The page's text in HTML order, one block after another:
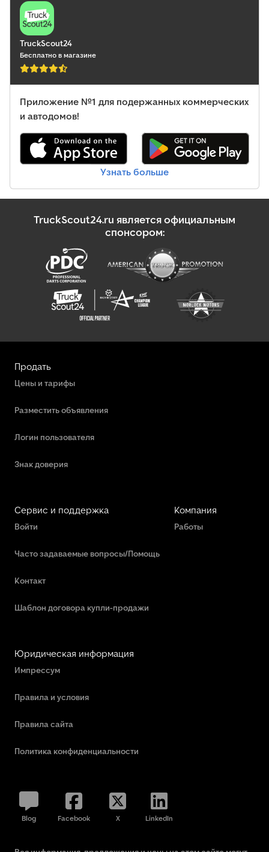
TruckScout24
Бесплатно в магазине
Приложение №1 для подержанных коммерческих
и автодомов!
Узнать больше
TruckScout24.ru является официальным
спонсором:
Продать
Цены и тарифы
Разместить объявления
Логин пользователя
Знак доверия
Сервис и поддержка
Войти
Часто задаваемые вопросы/Помощь
Контакт
Шаблон договора купли-продажи
Компания
Работы
Юридическая информация
Импрессум
Правила и условия
Правила сайта
Политика конфиденциальности
Blog Facebook X LinkedIn